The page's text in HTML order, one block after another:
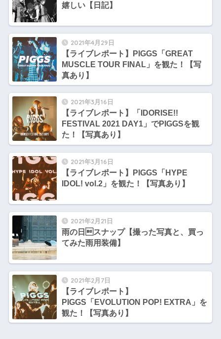
嬉しい【日記】
2021年4月29日
【ライブレポート】PIGGS「GREAT
MUSCLE TOUR FINAL」を観た！【写
真あり】
2021年3月16日
【ライブレポート】「IDORISE!!
FESTIVAL 2021 DAY1」でPIGGSを観
た！【写真あり】
2021年3月16日
【ライブレポート】PIGGS「HYPE
IDOL! vol.2」を観た！【写真あり】
2021年2月21日
雨の日スナップ【撮った写真と、買っ
てみた雨用装備】
2021年2月7日
【ライブレポート】
PIGGS「EVOLUTION POP! EXTRA」を
観た！【写真あり】